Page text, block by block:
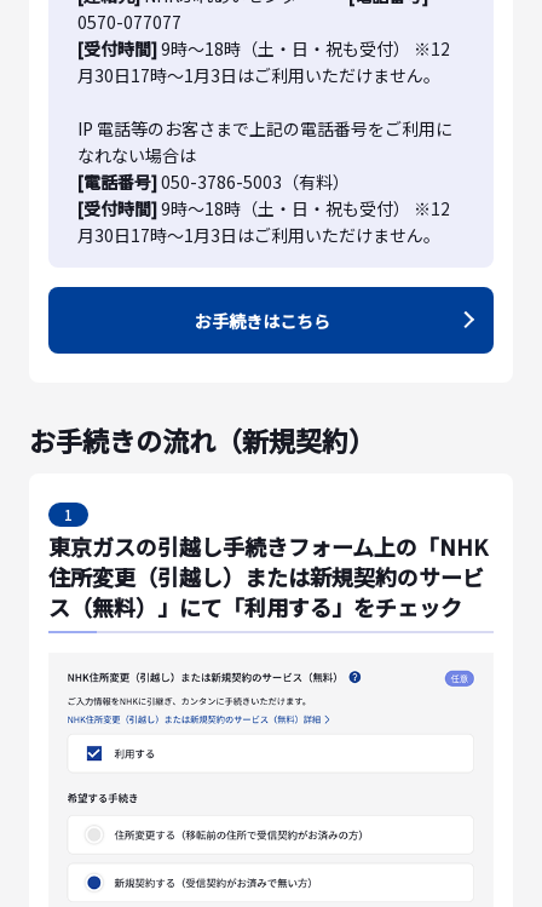
0570-077077
[受付時間]9時～18時（土・日・祝も受付） ※12
月30日17時～1月3日はご利用いただけません。
IP 電話等のお客さまで上記の電話番号をご利用に
なれない場合は
[電話番号]050-3786-5003（有料）
[受付時間]9時～18時（土・日・祝も受付） ※12
月30日17時～1月3日はご利用いただけません。
お手続きはこちら
お手続きの流れ（新規契約）
1
東京ガスの引越し手続きフォーム上の「NHK
住所変更（引越し）または新規契約のサービ
ス（無料）」にて「利用する」をチェック